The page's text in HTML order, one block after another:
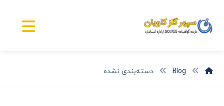
Blog دسته‌بندی نشده